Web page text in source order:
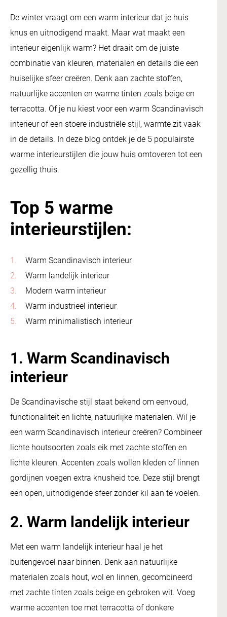
De winter vraagt om een warm interieur dat je huis
knus en uitnodigend maakt. Maar wat maakt een
interieur eigenlijk warm? Het draait om de juiste
combinatie van kleuren, materialen en details die een
huiselijke sfeer creëren. Denk aan zachte stoffen,
natuurlijke accenten en warme tinten zoals beige en
terracotta. Of je nu kiest voor een warm Scandinavisch
interieur of een stoere industriële stijl, warmte zit vaak
in de details. In deze blog ontdek je de 5 populairste
warme interieurstijlen die jouw huis omtoveren tot een
gezellig thuis.
Top 5 warme
interieurstijlen:
Warm Scandinavisch interieur
Warm landelijk interieur
Modern warm interieur
Warm industrieel interieur
Warm minimalistisch interieur
1. Warm Scandinavisch
interieur
De Scandinavische stijl staat bekend om eenvoud,
functionaliteit en lichte, natuurlijke materialen. Wil je
een warm Scandinavisch interieur creëren? Combineer
lichte houtsoorten zoals eik met zachte stoffen en
lichte kleuren. Accenten zoals wollen kleden of linnen
gordijnen voegen extra knusheid toe. Deze stijl brengt
een open, uitnodigende sfeer zonder kil aan te voelen.
2. Warm landelijk interieur
Met een warm landelijk interieur haal je het
buitengevoel naar binnen. Denk aan natuurlijke
materialen zoals hout, wol en linnen, gecombineerd
met zachte tinten zoals beige en gebroken wit. Voeg
warme accenten toe met terracotta of donkere